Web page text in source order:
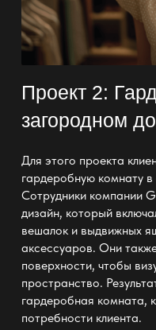
Проект 2:
загородном
Для этого проекта
гардеробную комнатув
Сотрудники компании
дизайн, который
вешалок и выдвижных
аксессуаров. Они
поверхности, чтобы
пространство.
гардеробная комната,
потребности клиента.